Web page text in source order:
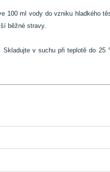
100 ml vody do vzniku hladkého
běžné stravy.
v suchu při teplotě do 25